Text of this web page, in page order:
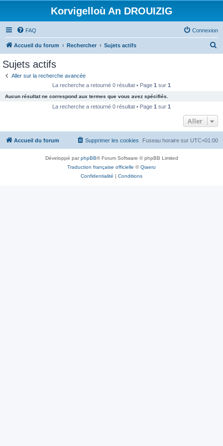
Korvigelloù An DROUIZIG
FAQ Connexion
Accueil du forum Rechercher Sujets actifs
c
e
Sujets actifs
Aller sur la recherche avancée
La recherche a retourné 0 résultat • Page 1 sur 1
Aucun résultat ne correspond aux termes que vous avez spécifiés.
La recherche a retourné 0 résultat • Page 1 sur 1
Aller
Accueil du forum Fuseau horaire sur UTC+01:00
Supprimer les cookies
Développé parphpBB® Forum Software © phpBB Limited
Traduction française officielle ©Qiaeru
Confidentialité | Conditions